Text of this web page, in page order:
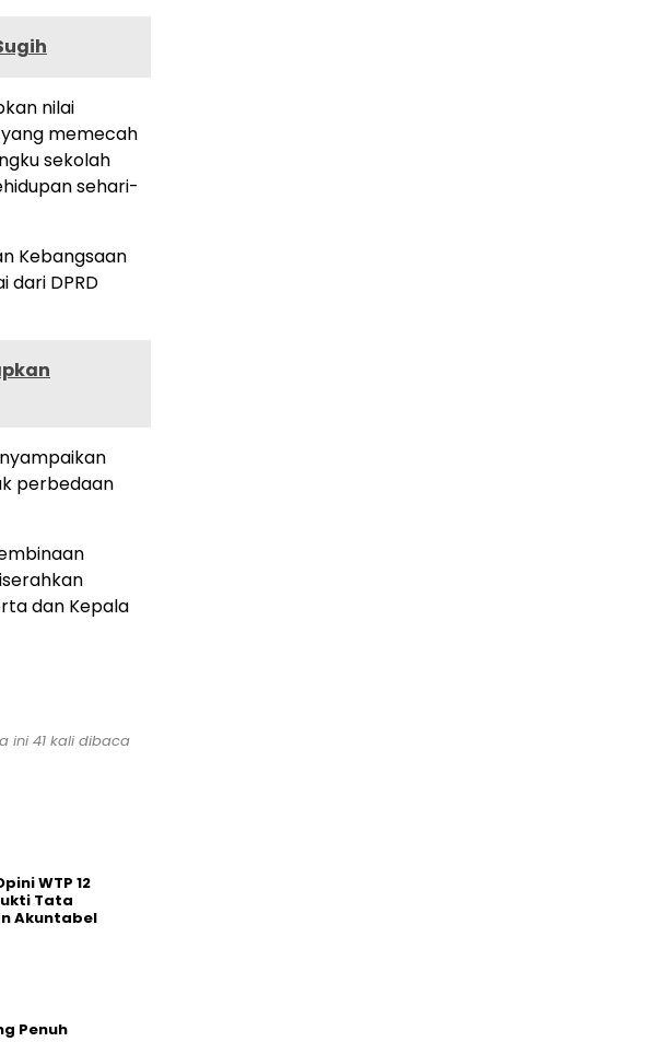
nilai
memecah
sekolah
sehari-
Kebangsaan
dari DPRD
perbedaan
dan Kepala
ini 41 kali dibaca
WTP 12
Tata
Akuntabel
Penuh